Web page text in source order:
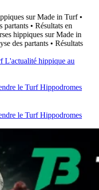
sur Made in Turf •
• Résultats en
hippiques sur Made in
des partants • Résultats
L'actualité hippique au
le TurfHippodromes
le TurfHippodromes